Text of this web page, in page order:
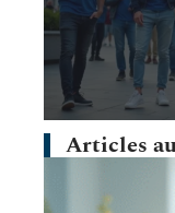
Articles